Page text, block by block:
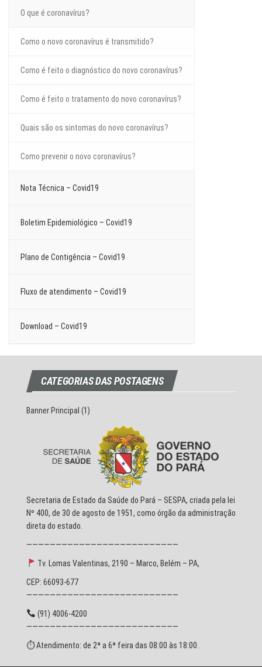
O que é coronavírus?
Como o novo coronavírus é transmitido?
Como é feito o diagnóstico do novo coronavírus?
Como é feito o tratamento do novo coronavírus?
Quais são os sintomas do novo coronavírus?
Como prevenir o novo coronavírus?
Nota Técnica – Covid19
Boletim Epidemiológico – Covid19
Plano de Contigência – Covid19
Fluxo de atendimento – Covid19
Download – Covid19
CATEGORIAS DAS POSTAGENS
Banner Principal (1)
Secretaria de Estado da Saúde do Pará – SESPA, criada pela lei
Nº 400, de 30 de agosto de 1951, como órgão da administração
direta do estado.
——————————————————————————
Tv. Lomas Valentinas, 2190 – Marco, Belém – PA,
CEP: 66093-677
——————————————————————————
(91) 4006-4200
——————————————————————————
⏱ Atendimento: de 2ª a 6ª feira das 08:00 às 18:00.